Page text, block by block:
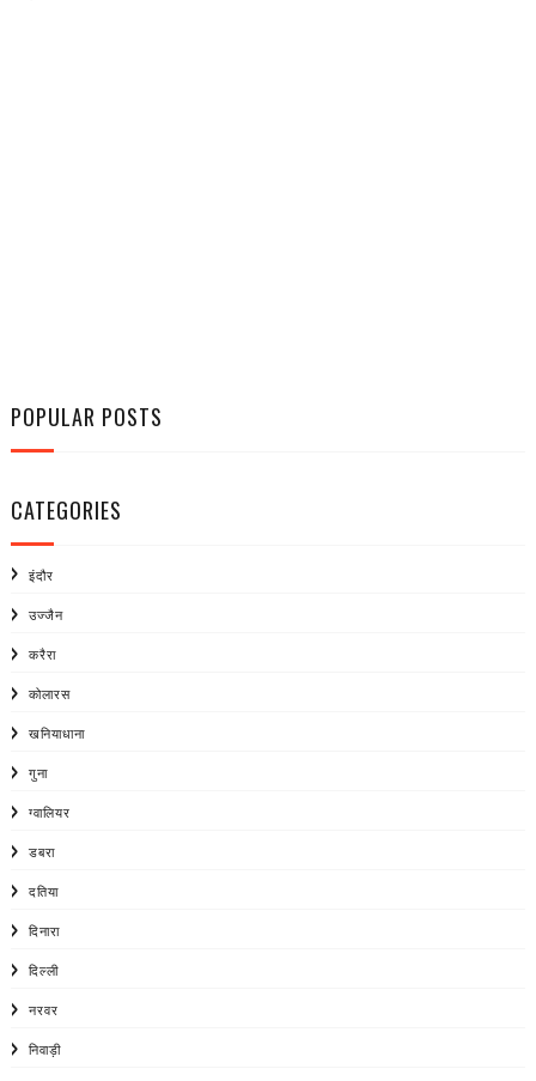
POPULAR POSTS
CATEGORIES
इंदौर
उज्जैन
करैरा
कोलारस
खनियाधाना
गुना
ग्वालियर
डबरा
दतिया
दिनारा
दिल्ली
नरवर
निवाड़ी